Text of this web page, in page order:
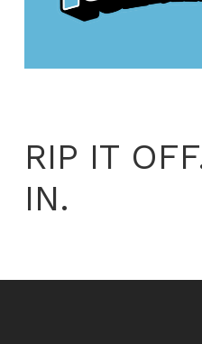
RIP IT
IN.